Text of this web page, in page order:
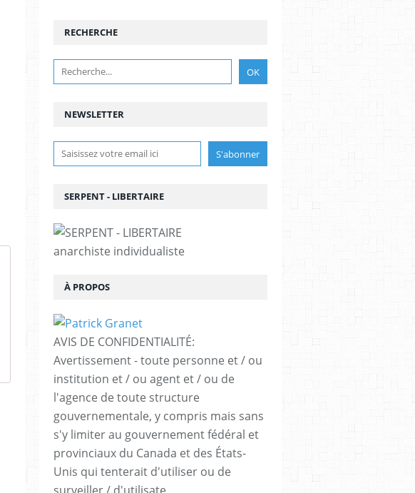
NEWSLETTER
RECHERCHE
SERPENT - LIBERTAIRE
anarchiste individualiste
À PROPOS
AVIS DE CONFIDENTIALITÉ:
Avertissement - toute personne et / ou
institution et / ou agent et / ou de
l'agence de toute structure
gouvernementale, y compris mais sans
s'y limiter au gouvernement fédéral et
provinciaux du Canada et des États-
Unis qui tenterait d'utiliser ou de